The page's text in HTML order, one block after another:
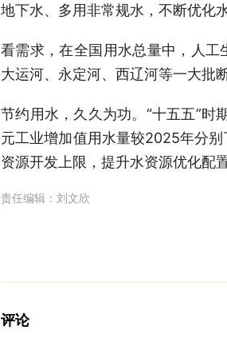
地下水、多用非常规水，不断优化
看需求，在全国用水总量中，人
大运河、永定河、西辽河等一大批
节约用水，久久为功。“十五五”
元工业增加值用水量较2025年分
资源开发上限，提升水资源优化配
责任编辑： 刘文欣
评论